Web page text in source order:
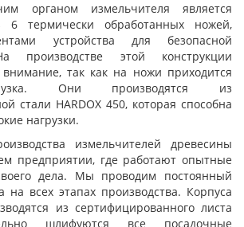
органом измельчителя является
6 термически обработанных ножей,
устройства для безопасной
производстве этой конструкции
внимание, так как на ножи приходится
Они производятся из
стали HARDOX 450, которая способна
нагрузки.
измельчителей древесины
предприятии, где работают опытные
дела. Мы проводим постоянный
на всех этапах производства. Корпуса
из сертифицированного листа
шлифуются все посадочные